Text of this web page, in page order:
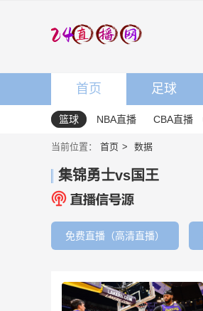
首页 足球
篮球 NBA直播 CBA直播
当前位置： 首页 数据
集锦勇士vs国王
免费直播（高清直播）